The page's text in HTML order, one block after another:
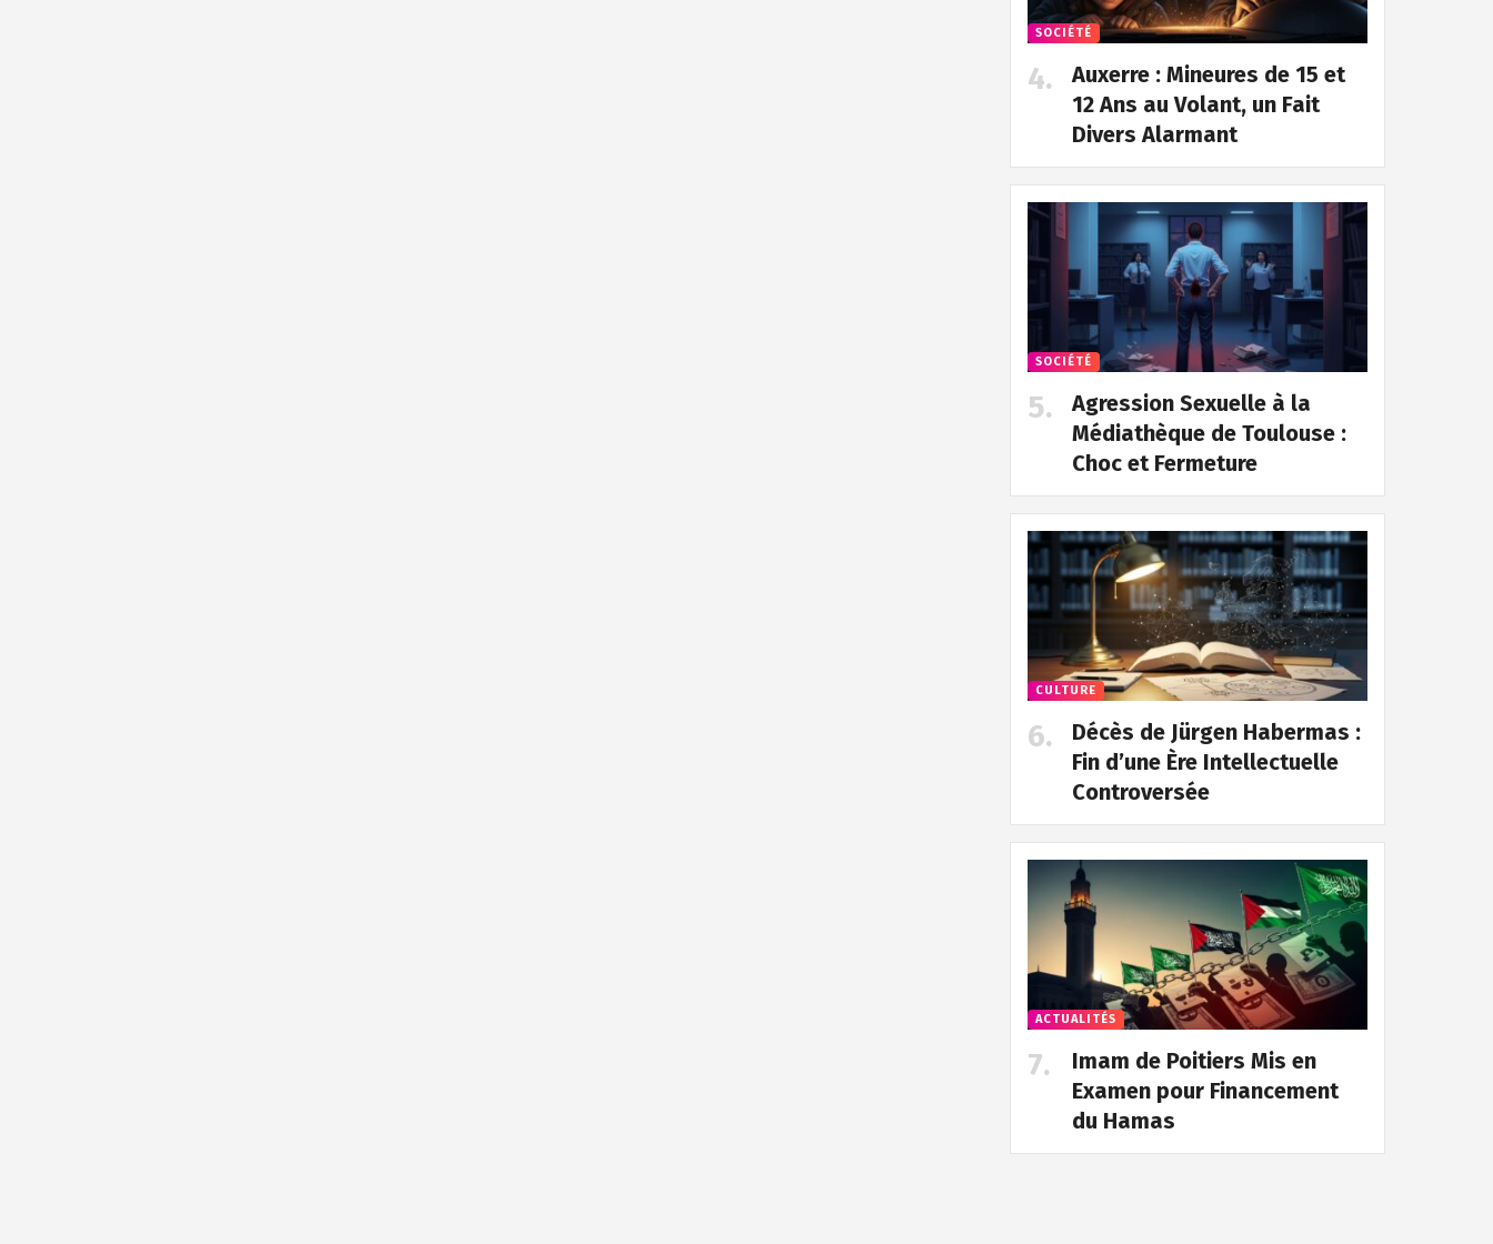
SOCIÉTÉ
Auxerre : Mineures de 15 et
12 Ans au Volant, un Fait
Divers Alarmant
SOCIÉTÉ
Agression Sexuelle à la
Médiathèque de Toulouse :
Choc et Fermeture
CULTURE
Décès de Jürgen Habermas :
Fin d’une Ère Intellectuelle
Controversée
ACTUALITÉS
Imam de Poitiers Mis en
Examen pour Financement
du Hamas